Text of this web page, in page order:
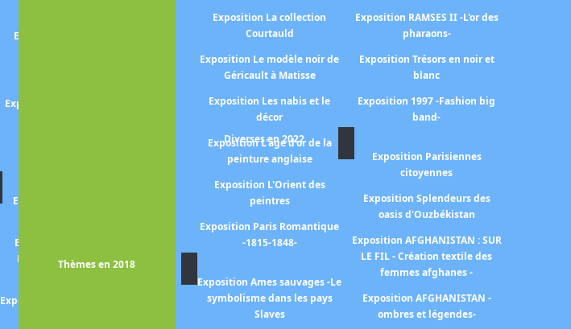
Exposition Mark ROTHKO
Exposition RUBENS, portraits
Exposition NIKI De SAINT
Exposition Niki de SAINT
PHALLE, Jean TINGUELY,
Exposition Sebastião SALGADO
Exposition La collection
Courtauld
Exposition Le modèle noir de
Géricault à Matisse
Exposition Les nabis et le
décor
Exposition L'age d'or de la
peinture anglaise
Exposition L'Orient des
peintres
Exposition Paris Romantique
-1815-1848-
Thèmes en 2018
Exposition Ames sauvages -Le
symbolisme dans les pays
Slaves
Exposition RAMSES II -L'or des
pharaons-
Exposition Trésors en noir et
blanc
Exposition 1997 -Fashion big
band-
Diverses en 2022
Exposition Parisiennes
citoyennes
Exposition Splendeurs des
oasis d'Ouzbékistan
Exposition AFGHANISTAN : SUR
LE FIL - Création textile des
femmes afghanes -
Exposition AFGHANISTAN -
ombres et légendes-